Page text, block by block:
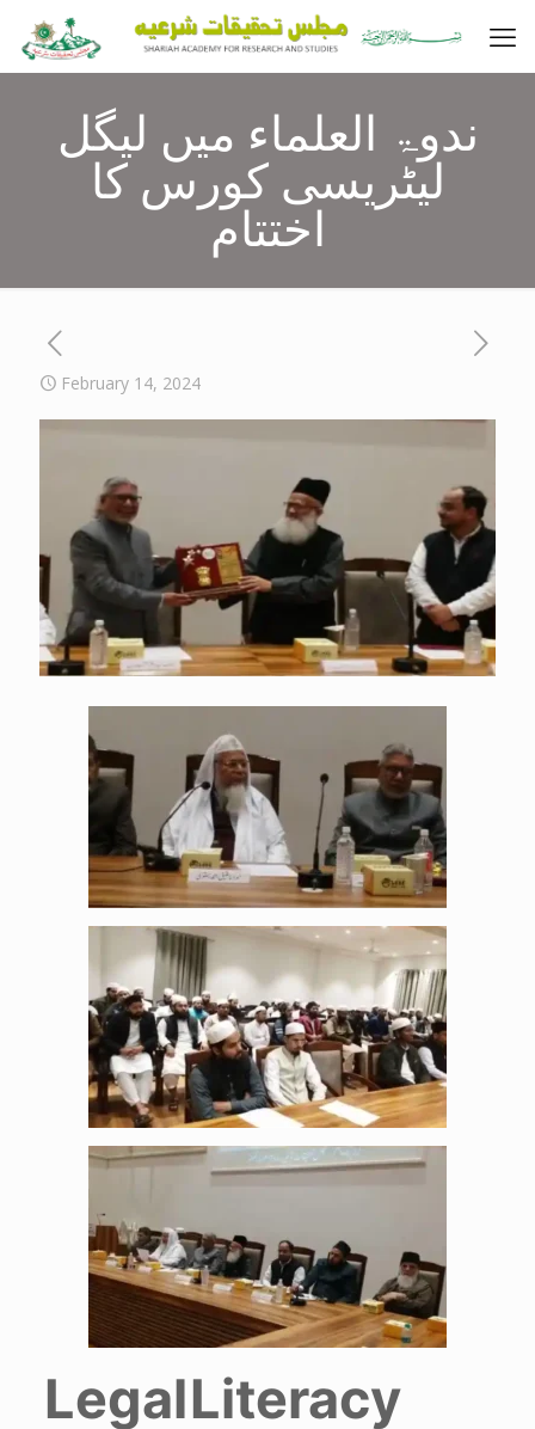
ندوۃ العلماء میں لیگل
لیٹریسی کورس کا
اختتام
February 14, 2024
Legal Literacy